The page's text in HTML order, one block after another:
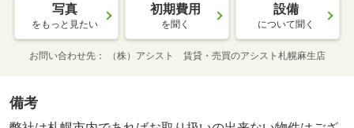
写真
をもっと見たい
初期費用
を聞く
設備
について聞く
お問い合わせ先 （株）アシスト 賃貸・売買のアシスト札幌麻生店
備考